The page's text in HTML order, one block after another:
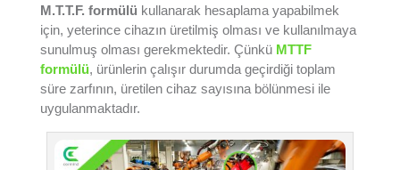
M.T.T.F. formülü kullanarak hesaplama yapabilmek
için, yeterince cihazın üretilmiş olması ve kullanılmaya
sunulmuş olması gerekmektedir. Çünkü MTTF
formülü, ürünlerin çalışır durumda geçirdiği toplam
süre zarfının, üretilen cihaz sayısına bölünmesi ile
uygulanmaktadır.